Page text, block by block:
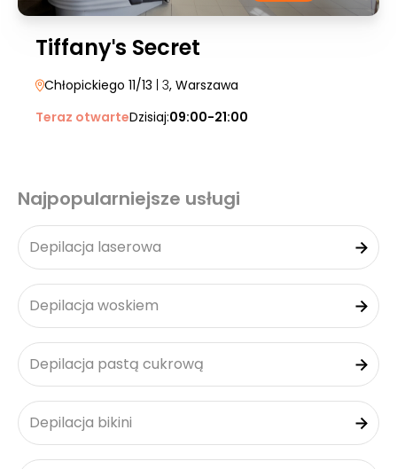
Tiffanyˈs Secret
Chłopickiego 11/13 | 3, Warszawa
Teraz otwarteDzisiaj:09:00-21:00
Najpopularniejsze usługi
Depilacja laserowa
Depilacja woskiem
Depilacja pastą cukrową
Depilacja bikini